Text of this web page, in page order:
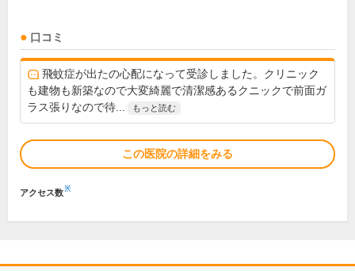
口コミ
飛蚊症が出たの心配になって受診しました。クリニック
も建物も新築なので大変綺麗で清潔感あるクニックで前面ガ
ラス張りなので待...
もっと読む
この医院の詳細をみる
アクセス数※